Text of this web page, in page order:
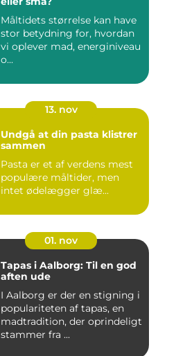
Måltidets størrelse kan have
stor betydning for, hvordan
vi oplever mad, energiniveau
o...
13. nov
Undgå at din pasta klistrer
sammen
Pasta er et af verdens mest
populære måltider, men
intet ødelægger glæ...
01. nov
Tapas i Aalborg: Til en god
aften ude
I Aalborg er der en stigning i
populariteten af tapas, en
madtradition, der oprindeligt
stammer fra ...